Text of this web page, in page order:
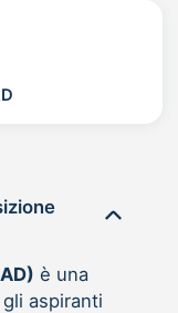
è una
aspiranti